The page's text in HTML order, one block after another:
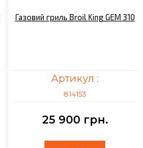
Газовий гриль Broil King GEM 310
Артикул :
814153
25 900 грн.